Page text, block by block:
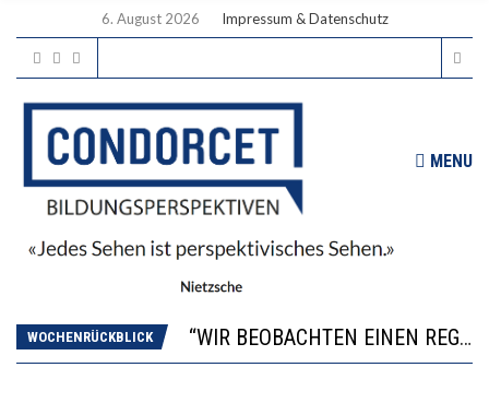
6. August 2026 Impressum & Datenschutz
MENU
WOCHENRÜCKBLICK
“WIR BEOBACHTEN EINEN REGELRECHTEN STURZFLUG BEI DEN LERNLEISTUNGEN”
DIE VERSTÄRKTE HARMONISIERUNG IM SCHULWESEN VERRINGERT DAS INNOVATIONSPOTENZIAL